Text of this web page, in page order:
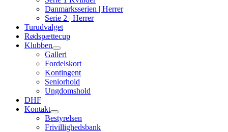
Danmarksserien | Herrer
Serie 2 | Herrer
Turudvalget
Rødspættecup
Klubben
Galleri
Fordelskort
Kontingent
Seniorhold
Ungdomshold
DHF
Kontakt
Bestyrelsen
Frivillighedsbank